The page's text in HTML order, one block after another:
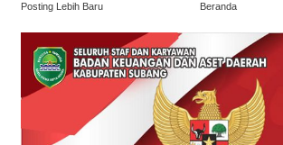
Posting Lebih Baru Beranda